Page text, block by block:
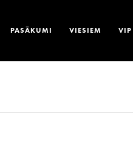
PASĀKUMI VIESIEM VIP